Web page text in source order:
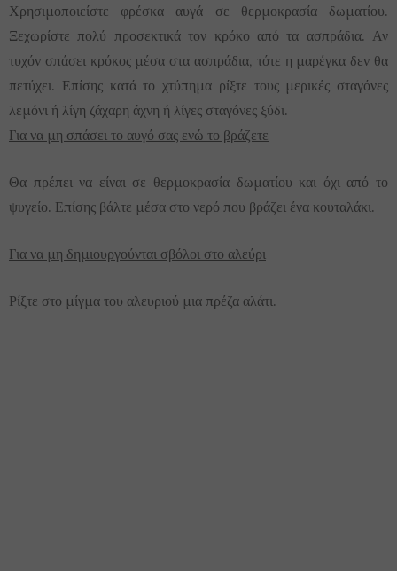
Χρησιμοποιείστε φρέσκα αυγά σε θερμοκρασία δωματίου.
Ξεχωρίστε πολύ προσεκτικά τον κρόκο από τα ασπράδια. Αν
τυχόν σπάσει κρόκος μέσα στα ασπράδια, τότε η μαρέγκα δεν θα
πετύχει. Επίσης κατά το χτύπημα ρίξτε τους μερικές σταγόνες
λεμόνι ή λίγη ζάχαρη άχνη ή λίγες σταγόνες ξύδι.
Για να μη σπάσει το αυγό σας ενώ το βράζετε
Θα πρέπει να είναι σε θερμοκρασία δωματίου και όχι από το
ψυγείο. Επίσης βάλτε μέσα στο νερό που βράζει ένα κουταλάκι.
Για να μη δημιουργούνται σβόλοι στο αλεύρι
Ρίξτε στο μίγμα του αλευριού μια πρέζα αλάτι.